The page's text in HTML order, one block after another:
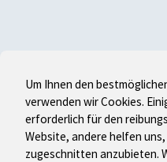
Um Ihnen den
verwenden wir Cookies.
erforderlich für den
Website, andere helfen
zugeschnitten anzubieten.